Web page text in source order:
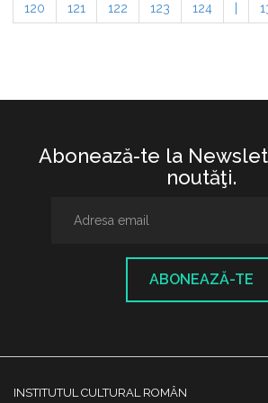
120 121 122 123 124
Abonează-te la
noutăţi.
ABONEAZĂ-TE
INSTITUTUL CULTURAL ROMÂN